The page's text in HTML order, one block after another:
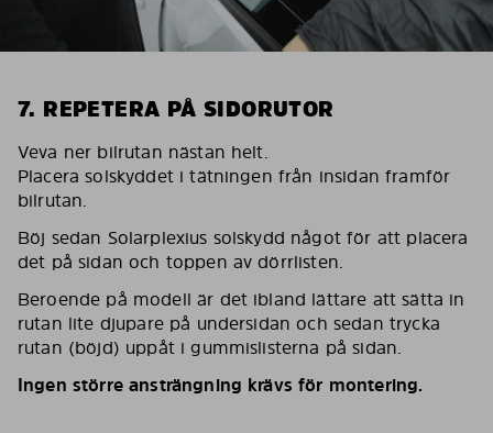
7. REPETERA PÅ SIDORUTOR
Veva ner bilrutan nästan helt.
Placera solskyddet i tätningen från insidan framför
bilrutan.
Böj sedan Solarplexius solskydd något för att placera
det på sidan och toppen av dörrlisten.
Beroende på modell är det ibland lättare att sätta in
rutan lite djupare på undersidan och sedan trycka
rutan (böjd) uppåt i gummislisterna på sidan.
Ingen större ansträngning krävs för montering.